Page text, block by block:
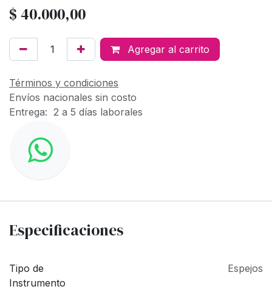
$ 40.000,00
Agregar al carrito
Términos y condiciones
Envíos nacionales sin costo
Entrega: 2 a 5 días laborales
Especificaciones
Tipo de
Instrumento
Espejos